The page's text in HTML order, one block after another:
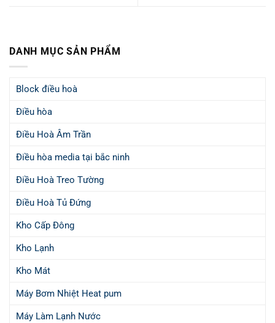
DANH MỤC SẢN PHẨM
Block điều hoà
Điều hòa
Điều Hoà Âm Trần
Điều hòa media tại bắc ninh
Điều Hoà Treo Tường
Điều Hoà Tủ Đứng
Kho Cấp Đông
Kho Lạnh
Kho Mát
Máy Bơm Nhiệt Heat pum
Máy Làm Lạnh Nước